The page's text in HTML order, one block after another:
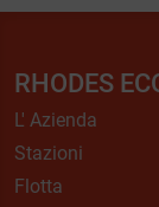
RHODES
L' Azienda
Stazioni
Flotta